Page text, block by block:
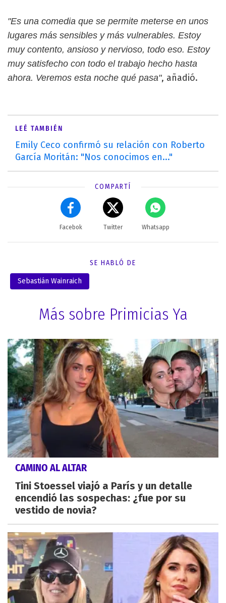
"Es una comedia que se permite meterse en unos
lugares más sensibles y más vulnerables. Estoy
muy contento, ansioso y nervioso, todo eso. Estoy
muy satisfecho con todo el trabajo hecho hasta
ahora. Veremos esta noche qué pasa", añadió.
LEÉ TAMBIÉN
Emily Ceco confirmó su relación con Roberto
García Moritán: "Nos conocimos en..."
COMPARTÍ
Facebok Twitter Whatsapp
SE HABLÓ DE
Sebastián Wainraich
Más sobre Primicias Ya
CAMINO AL ALTAR
Tini Stoessel viajó a París y un detalle
encendió las sospechas: ¿fue por su
vestido de novia?